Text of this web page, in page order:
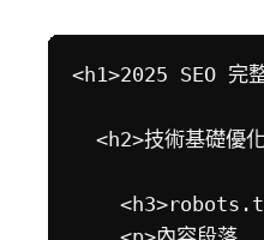
<h1>2025 SEO
<h2>技術基礎優